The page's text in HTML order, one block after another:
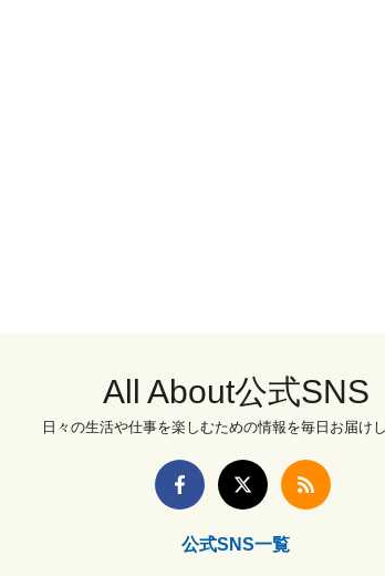
All About公式SNS
日々の生活や仕事を楽しむための情報を毎日お届けし
公式SNS一覧